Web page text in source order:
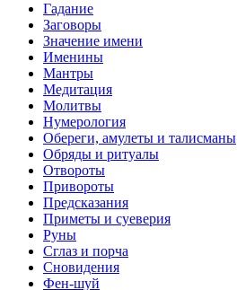
Гадание
Заговоры
Значение имени
Именины
Мантры
Медитация
Молитвы
Нумерология
Обереги, амулеты и талисманы
Обряды и ритуалы
Отвороты
Привороты
Предсказания
Приметы и суеверия
Руны
Сглаз и порча
Сновидения
Фен-шуй